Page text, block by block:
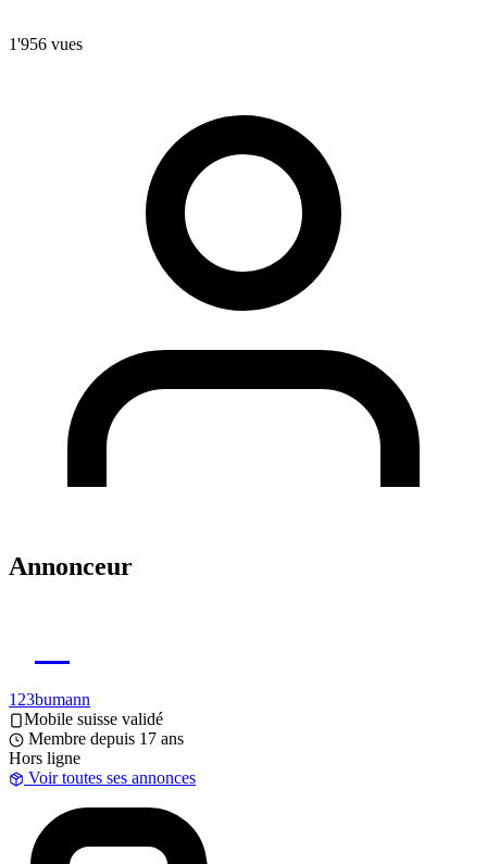
1'956 vues
Annonceur
123bumann
Mobile suisse validé
Membre depuis 17 ans
Hors ligne
Voir toutes ses annonces